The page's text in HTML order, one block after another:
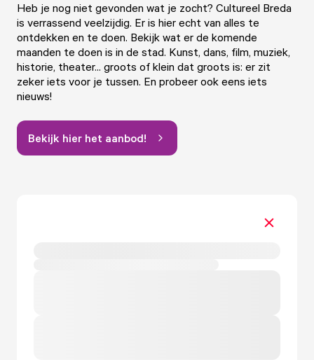
Heb je nog niet gevonden wat je zocht? Cultureel Breda
is verrassend veelzijdig. Er is hier echt van alles te
ontdekken en te doen. Bekijk wat er de komende
maanden te doen is in de stad. Kunst, dans, film, muziek,
historie, theater... groots of klein dat groots is: er zit
zeker iets voor je tussen. En probeer ook eens iets
nieuws!
Bekijk hier het aanbod!